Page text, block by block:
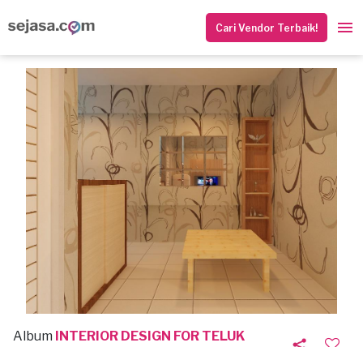
Cari Vendor Terbaik!
Album INTERIOR DESIGN FOR TELUK